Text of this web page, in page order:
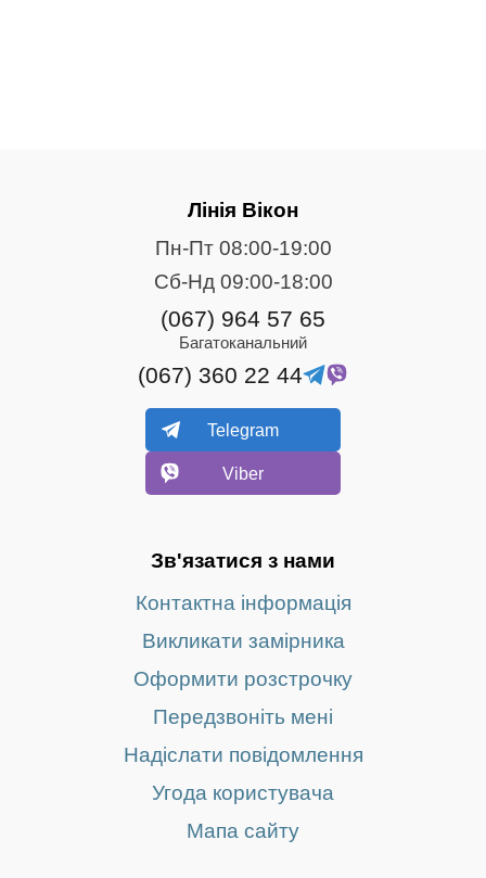
Лінія Вікон
Пн-Пт 08:00-19:00
Сб-Нд 09:00-18:00
(067) 964 57 65
Багатоканальний
(067) 360 22 44
Telegram
Viber
Зв'язатися з нами
Контактна інформація
Викликати замірника
Оформити розстрочку
Передзвоніть мені
Надіслати повідомлення
Угода користувача
Мапа сайту